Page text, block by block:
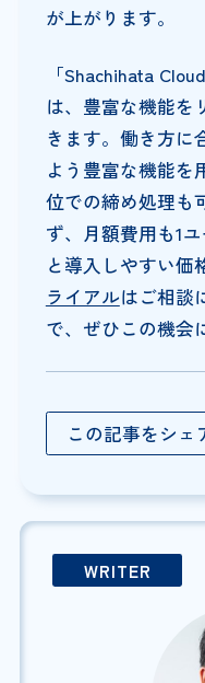
が上がります。
「Shachihata
は、豊富な機能を
きます。働き方に
よう豊富な機能を
位での締め処理も
ず、月額費用も1ユ
と導入しやすい価
ライアルはご相談
で、ぜひこの機会
この記事をシェ
WRITER